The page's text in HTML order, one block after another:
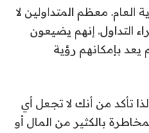
العام. معظم المتداولين لا
التداول. إنهم يضيعون
يعد بإمكانهم رؤية
تأكد من أنك لا تجعل أي
بالكثير من المال أو